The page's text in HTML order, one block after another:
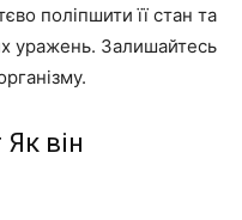
поліпшити її стан та
уражень. Залишайтесь
він